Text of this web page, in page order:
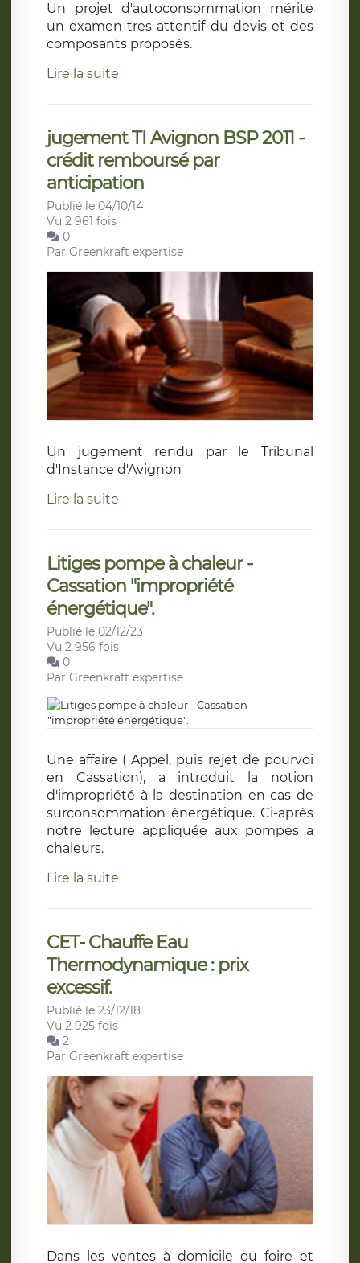
Un projet d'autoconsommation mérite
un examen tres attentif du devis et des
composants proposés.
Lire la suite
jugement TI Avignon BSP 2011 -
crédit remboursé par
anticipation
Publié le 04/10/14
Vu 2 961 fois
0
Par Greenkraft expertise
Un jugement rendu par le Tribunal
d'Instance d'Avignon
Lire la suite
Litiges pompe à chaleur -
Cassation "impropriété
énergétique".
Publié le 02/12/23
Vu 2 956 fois
0
Par Greenkraft expertise
Une affaire ( Appel, puis rejet de pourvoi
en Cassation), a introduit la notion
d'impropriété à la destination en cas de
surconsommation énergétique. Ci-après
notre lecture appliquée aux pompes a
chaleurs.
Lire la suite
CET- Chauffe Eau
Thermodynamique : prix
excessif.
Publié le 23/12/18
Vu 2 925 fois
2
Par Greenkraft expertise
Dans les ventes à domicile ou foire et